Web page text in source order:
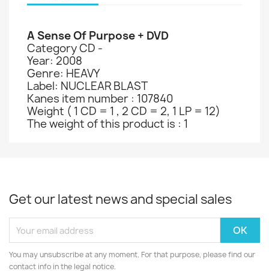
A Sense Of Purpose + DVD
Category CD -
Year: 2008
Genre: HEAVY
Label: NUCLEAR BLAST
Kanes item number : 107840
Weight ( 1 CD = 1 , 2 CD = 2, 1 LP = 12)
The weight of this product is : 1
Get our latest news and special sales
You may unsubscribe at any moment. For that purpose, please find our
contact info in the legal notice.